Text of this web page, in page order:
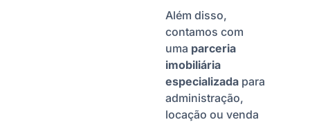
Além disso,
contamos com
uma parceria
imobiliária
especializada para
administração,
locação ou venda